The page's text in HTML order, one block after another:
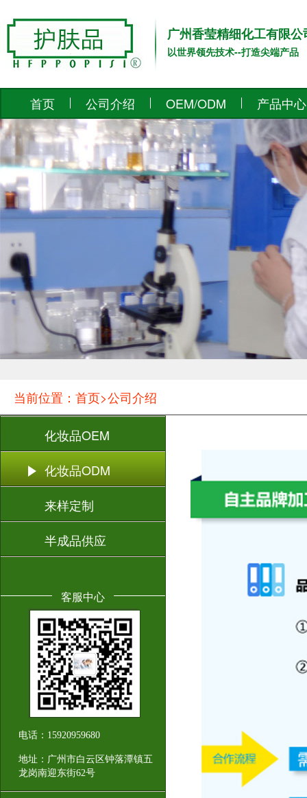
广州香莹精细化工有限公
以世界领先技术--打造尖端产品
首页 公司介绍 OEM/ODM 产品中心
当前位置：首页>公司介绍
化妆品OEM
化妆品ODM
来样定制
半成品供应
客服中心
电话：15920959680
地址：广州市白云区钟落潭镇五
龙岗南迎东街62号